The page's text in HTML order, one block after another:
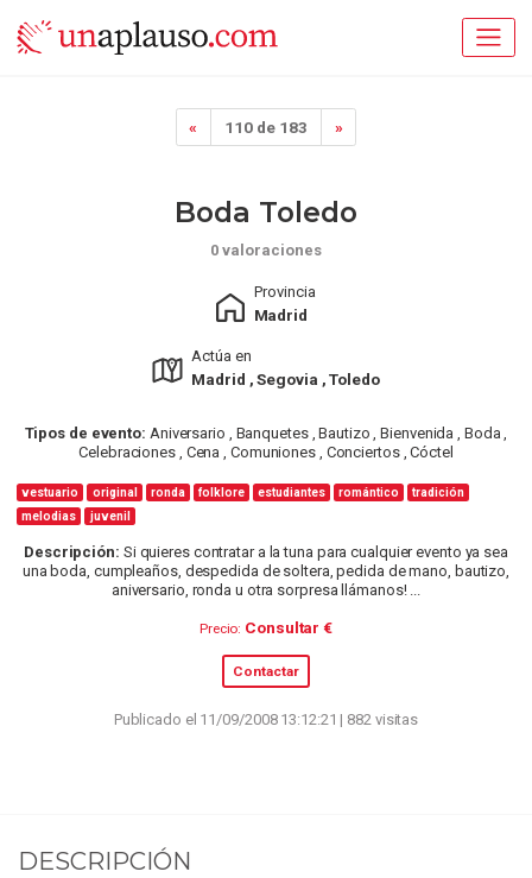
« 110 de 183 »
Boda Toledo
0 valoraciones
Provincia
Madrid
Actúa en
Madrid , Segovia , Toledo
Tipos de evento: Aniversario , Banquetes , Bautizo , Bienvenida , Boda ,
Celebraciones , Cena , Comuniones , Conciertos , Cóctel
vestuario original ronda folklore estudiantes romántico
tradición
melodias
juvenil
Descripción: Si quieres contratar a la tuna para cualquier evento ya sea
una boda, cumpleaños, despedida de soltera, pedida de mano, bautizo,
aniversario, ronda u otra sorpresa llámanos! ...
Precio: Consultar €
Contactar
Publicado el 11/09/2008 13:12:21 | 882 visitas
DESCRIPCIÓN